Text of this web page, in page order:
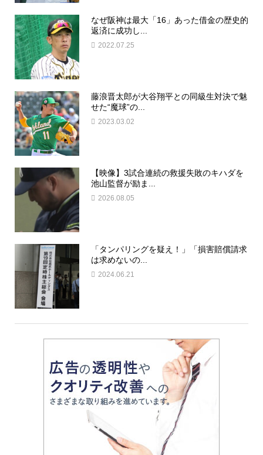
なぜ阪神は最大「16」あった借金の歴史的
返済に成功し...
2022.07.25
藤浪晋太郎が大谷翔平との同級生対決で魅
せた“魔球”の...
2023.03.02
【映像】3試合連続の救援失敗のキハダを
池山監督が励ま...
2026.08.05
「タンパリングを疑え！」「損害賠償請求
は求めないの...
2024.06.21